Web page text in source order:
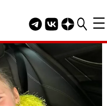
Telegram канал
Группа HELLO
Канал